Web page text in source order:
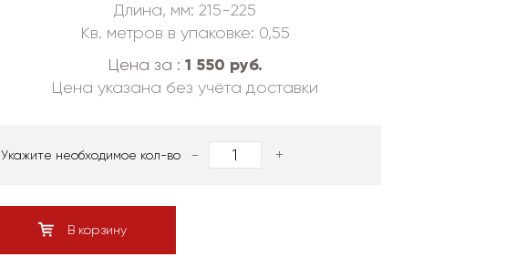
Длина, мм: 215-225
Кв. метров в упаковке: 0,55
Цена за : 1 550 руб.
Цена указана без учёта доставки
Укажите необходимое кол-во - +
В корзину